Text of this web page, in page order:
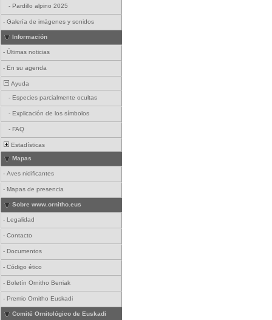
- Pardillo alpino 2025
- Galería de imágenes y sonidos
Información
- Últimas noticias
- En su agenda
Ayuda
- Especies parcialmente ocultas
- Explicación de los símbolos
- FAQ
Estadísticas
Mapas
- Aves nidificantes
- Mapas de presencia
Sobre www.ornitho.eus
- Legalidad
- Contacto
- Documentos
- Código ético
- Boletín Ornitho Berriak
- Premio Ornitho Euskadi
Comité Ornitológico de Euskadi